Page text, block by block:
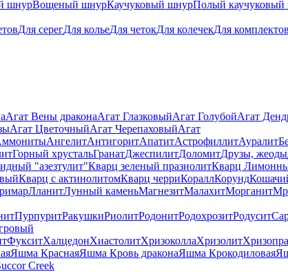
шнурВощеный шнурКаучуковый шнурПолый
Для серегДля кольеДля четокДля колечекДля
Агат Вены драконаАгат ГлазковыйАгат ГолубойАгат
Агат ЦветочныйАгат ЧерепаховыйАгат
АнгелитАнтигоритАпатитАстрофиллитАуралит
Горный хрустальГранатДжеспилитДоломитДрузы, жеоды
"азезтулит"Кварц зеленый празиолитКварц
Кварц с актинолитомКварц черриКораллКорунд
ЛланитЛунный каменьМагнезитМалахитМорганит
ПурпуритРакушкиРиолитРодонитРодохрозитРодусит
ФукситХалцедонХиастолитХризоколлаХризолит
Яшма КраснаяЯшма Кровь драконаЯшма Крокодиловая
Creek